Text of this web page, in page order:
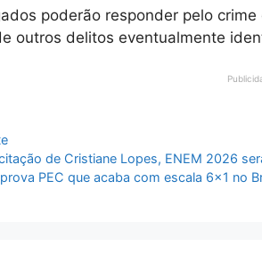
poderão responder pelo
outros delitos eventualmente
de Cristiane Lopes, ENEM 2026
PEC que acaba com escala 6×1 no